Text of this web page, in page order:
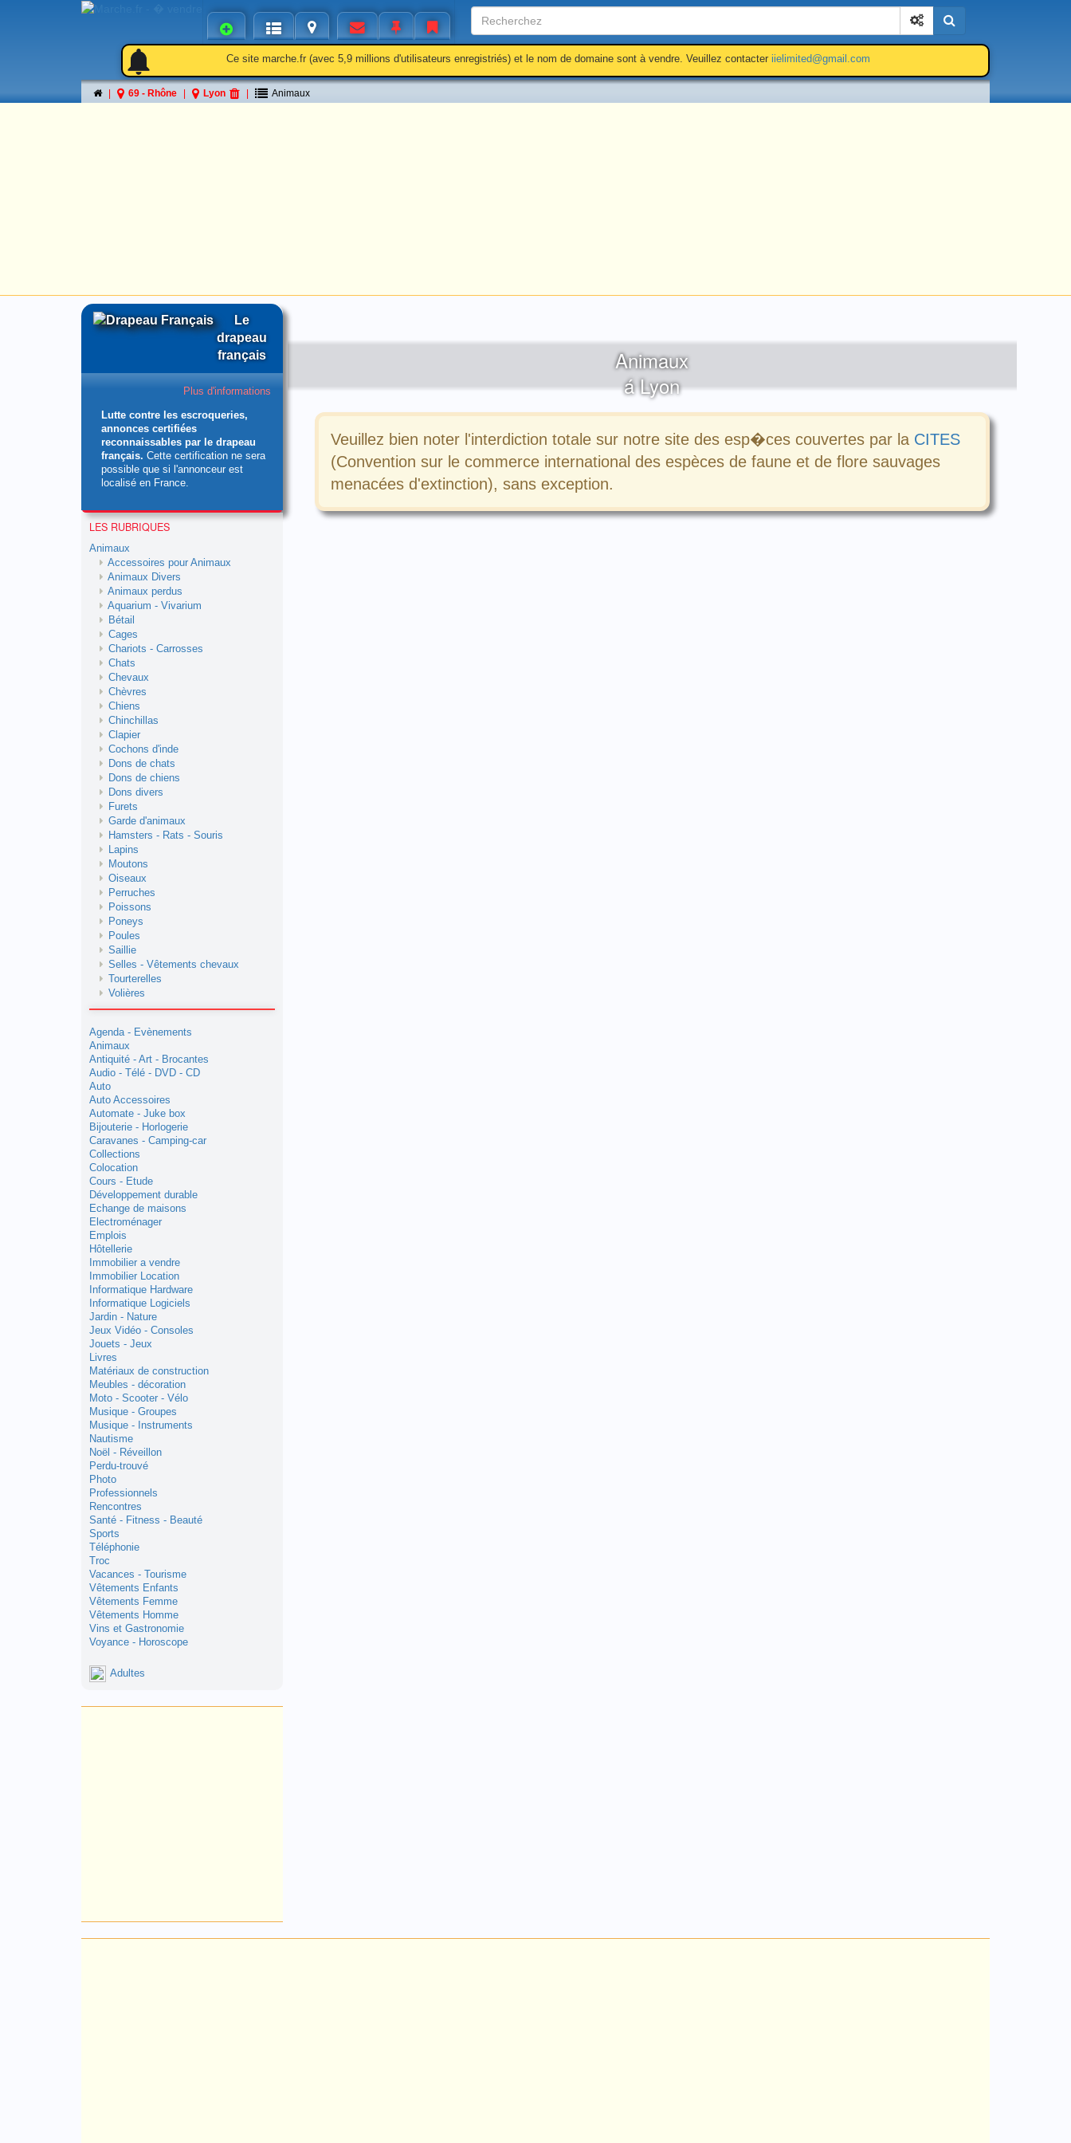
Cherchez
notifications
notifications Ce site marche.fr (avec 5,9 millions d'utilisateurs enregistriés) et le nom de domaine sont à vendre. Veuillez contacter iielimited@gmail.com
69 - Rhône Lyon Animaux
Animaux
á Lyon
Veuillez bien noter l'interdiction totale sur notre site des esp�ces couvertes par la CITES
(Convention sur le commerce international des espèces de faune et de flore sauvages
menacées d'extinction), sans exception.
Le
drapeau
français
Plus d'informations
Lutte contre les escroqueries,
annonces certifiées
reconnaissables par le drapeau
français. Cette certification ne sera
possible que si l'annonceur est
localisé en France.
LES RUBRIQUES
Animaux
Accessoires pour Animaux
Animaux Divers
Animaux perdus
Aquarium - Vivarium
Bétail
Cages
Chariots - Carrosses
Chats
Chevaux
Chèvres
Chiens
Chinchillas
Clapier
Cochons d'inde
Dons de chats
Dons de chiens
Dons divers
Furets
Garde d'animaux
Hamsters - Rats - Souris
Lapins
Moutons
Oiseaux
Perruches
Poissons
Poneys
Poules
Saillie
Selles - Vêtements chevaux
Tourterelles
Volières
Agenda - Evènements
Animaux
Antiquité - Art - Brocantes
Audio - Télé - DVD - CD
Auto
Auto Accessoires
Automate - Juke box
Bijouterie - Horlogerie
Caravanes - Camping-car
Collections
Colocation
Cours - Etude
Développement durable
Echange de maisons
Electroménager
Emplois
Hôtellerie
Immobilier a vendre
Immobilier Location
Informatique Hardware
Informatique Logiciels
Jardin - Nature
Jeux Vidéo - Consoles
Jouets - Jeux
Livres
Matériaux de construction
Meubles - décoration
Moto - Scooter - Vélo
Musique - Groupes
Musique - Instruments
Nautisme
Noël - Réveillon
Perdu-trouvé
Photo
Professionnels
Rencontres
Santé - Fitness - Beauté
Sports
Téléphonie
Troc
Vacances - Tourisme
Vêtements Enfants
Vêtements Femme
Vêtements Homme
Vins et Gastronomie
Voyance - Horoscope
Adultes